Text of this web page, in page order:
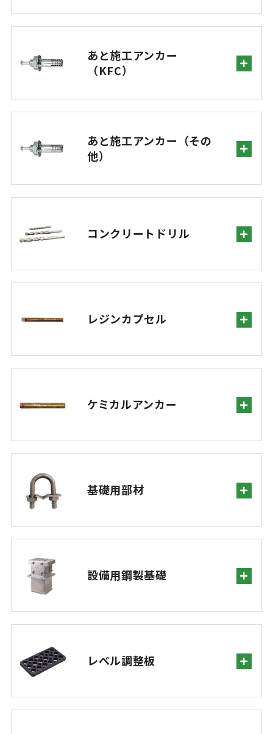
あと施工アンカー
（KFC）
あと施工アンカー（その
他）
コンクリートドリル
レジンカプセル
ケミカルアンカー
基礎用部材
設備用鋼製基礎
レベル調整板